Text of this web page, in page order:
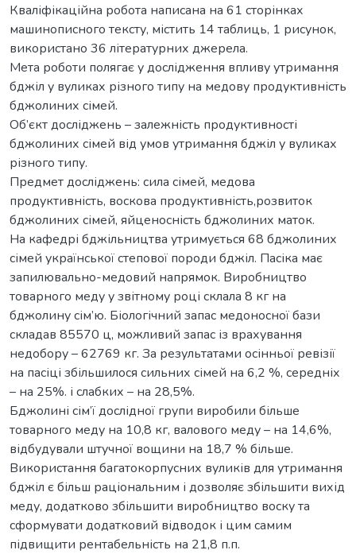
Кваліфікаційна робота написана на 61 сторінках
машинописного тексту, містить 14 таблиць, 1 рисунок,
використано 36 літературних джерела.
Мета роботи полягає у дослідження впливу утримання
бджіл у вуликах різного типу на медову продуктивність
бджолиних сімей.
Об’єкт досліджень – залежність продуктивності
бджолиних сімей від умов утримання бджіл у вуликах
різного типу.
Предмет досліджень: сила сімей, медова
продуктивність, воскова продуктивність,розвиток
бджолиних сімей, яйценосність бджолиних маток.
На кафедрі бджільництва утримується 68 бджолиних
сімей української степової породи бджіл. Пасіка має
запилювально-медовий напрямок. Виробництво
товарного меду у звітному році склала 8 кг на
бджолину сім’ю. Біологічний запас медоносної бази
складав 85570 ц, можливий запас із врахування
недобору – 62769 кг. За результатами осінньої ревізії
на пасіці збільшилося сильних сімей на 6,2 %, середніх
– на 25%. і слабких – на 28,5%.
Бджолині сім’ї дослідної групи виробили більше
товарного меду на 10,8 кг, валового меду – на 14,6%,
відбудували штучної вощини на 18,7 % більше.
Використання багатокорпусних вуликів для утримання
бджіл є більш раціональним і дозволяє збільшити вихід
меду, додатково збільшити виробництво воску та
сформувати додатковий відводок і цим самим
підвищити рентабельність на 21,8 п.п.